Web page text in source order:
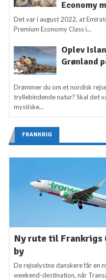
Economy
Det var i august 2022, at
Premium Economy Class i...
Oplev
Grønland
Drømmer du om et nordisk
tryllebindende natur? Skal det
mystiske...
FRANKRIG
Ny rute til Frankrigs
by
De rejselystne danskere får en
weekend-destination, når